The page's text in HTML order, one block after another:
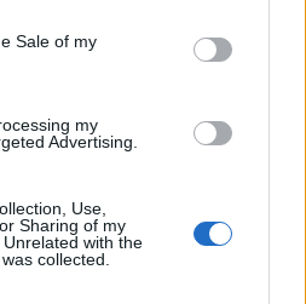
Sale of my
my
Advertising.
Use,
Sharing of my
with the
collected.